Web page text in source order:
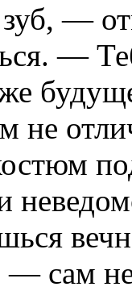
—
—
не
— сам